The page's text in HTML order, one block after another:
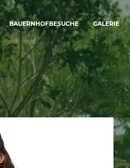
BAUERNHOFBESUCHE GALERIE